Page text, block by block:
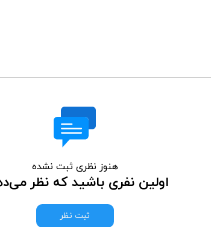
هنوز نظری ثبت نشده
اولین نفری باشید که نظر
ثبت نظر